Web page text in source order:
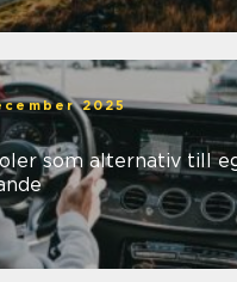
2025
som alternativ till